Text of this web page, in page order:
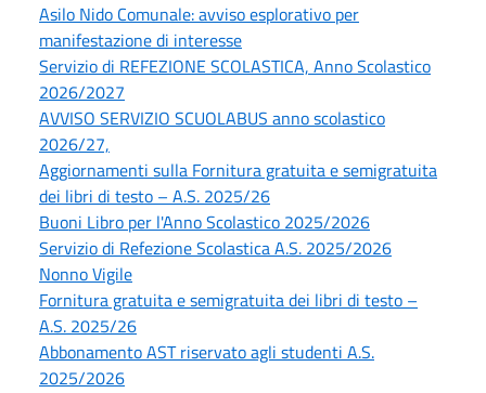
Asilo Nido Comunale: avviso esplorativo per
manifestazione di interesse
Servizio di REFEZIONE SCOLASTICA, Anno Scolastico
2026/2027
AVVISO SERVIZIO SCUOLABUS anno scolastico
2026/27,
Aggiornamenti sulla Fornitura gratuita e semigratuita
dei libri di testo – A.S. 2025/26
Buoni Libro per l'Anno Scolastico 2025/2026
Servizio di Refezione Scolastica A.S. 2025/2026
Nonno Vigile
Fornitura gratuita e semigratuita dei libri di testo –
A.S. 2025/26
Abbonamento AST riservato agli studenti A.S.
2025/2026